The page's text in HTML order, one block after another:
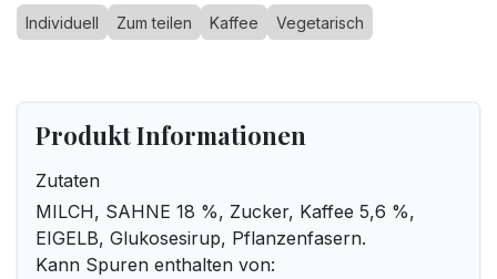
Individuell Zum teilen Kaffee Vegetarisch
Produkt Informationen
Zutaten
MILCH, SAHNE 18 %, Zucker, Kaffee 5,6 %,
EIGELB, Glukosesirup, Pflanzenfasern.
Kann Spuren enthalten von: